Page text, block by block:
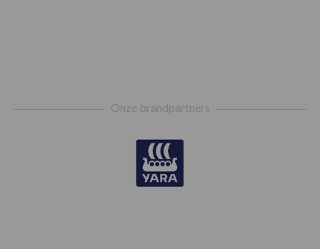
Onze brandpartners